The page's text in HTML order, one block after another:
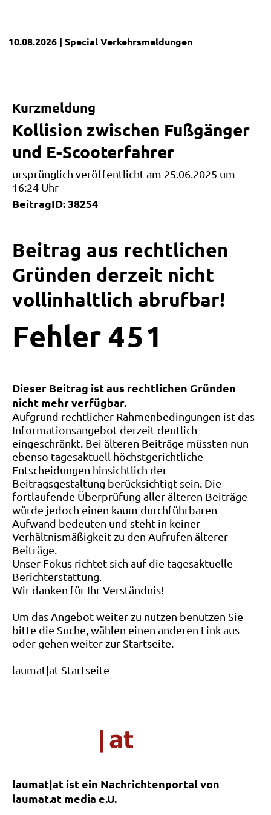
10.08.2026 | SpecialVerkehrsmeldungen
Kurzmeldung
Kollision zwischen Fußgänger
und E-Scooterfahrer
ursprünglich veröffentlicht am 25.06.2025 um
16:24 Uhr
BeitragID: 38254
Beitrag aus rechtlichen
Gründen derzeit nicht
vollinhaltlich abrufbar!
Fehler 4 5 1
Dieser Beitrag ist aus rechtlichen Gründen
nicht mehr verfügbar.
Aufgrund rechtlicher Rahmenbedingungen ist das
Informationsangebot derzeit deutlich
eingeschränkt. Bei älteren Beiträge müssten nun
ebenso tagesaktuell höchstgerichtliche
Entscheidungen hinsichtlich der
Beitragsgestaltung berücksichtigt sein. Die
fortlaufende Überprüfung aller älteren Beiträge
würde jedoch einen kaum durchführbaren
Aufwand bedeuten und steht in keiner
Verhältnismäßigkeit zu den Aufrufen älterer
Beiträge.
Unser Fokus richtet sich auf die tagesaktuelle
Berichterstattung.
Wir danken für Ihr Verständnis!
Um das Angebot weiter zu nutzen benutzen Sie
bitte die Suche, wählen einen anderen Link aus
oder gehen weiter zur Startseite.
laumat|at-Startseite
laumat|at ist ein Nachrichtenportal von
laumat.at media e.U.